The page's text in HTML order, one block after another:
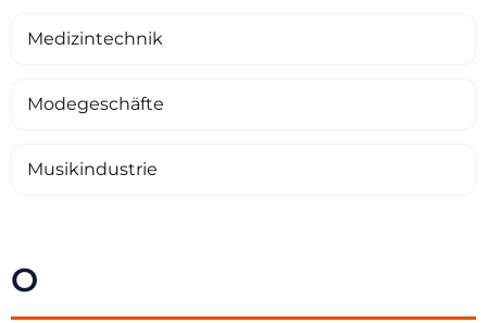
Medizintechnik
Modegeschäfte
Musikindustrie
O